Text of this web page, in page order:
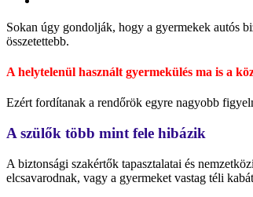
Sokan úgy gondolják, hogy a gyermekek autós
összetettebb.
A helytelenül használt gyermekülés ma is a
Ezért fordítanak a rendőrök egyre nagyobb
A szülők több mint fele hibázik
A biztonsági szakértők tapasztalatai és
elcsavarodnak, vagy a gyermeket vastag téli